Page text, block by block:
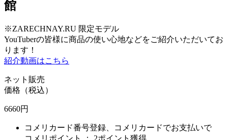
館
※ZARECHNAY.RU 限定モデル
YouTuberの皆様に商品の使い心地などをご紹介いただいてお
ります！
紹介動画はこちら
ネット販売
価格（税込）
6660円
コメリカード番号登録、コメリカードでお支払いで
コメリポイント ： 2ポイント獲得